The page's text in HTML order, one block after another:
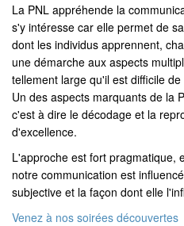
La PNL appréhende la
s'y intéresse car elle permet de
dont les individus apprennent,
une démarche aux aspects
tellement large qu'il est difficile
Un des aspects marquants de la
c'est à dire le décodage et la
d'excellence.
L'approche est fort pragmatique,
notre communication est
subjective et la façon dont elle
Venez à nos soirées découvertes